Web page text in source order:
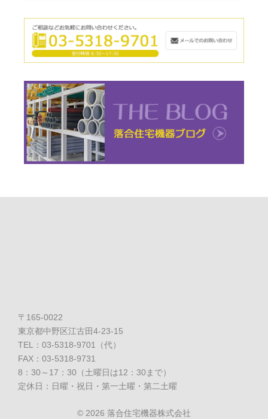
〒165-0022
東京都中野区江古田4-23-15
TEL：03-5318-9701（代）
FAX：03-5318-9731
8：30～17：30（土曜日は12：30まで）
定休日：日曜・祝日・第一土曜・第二土曜
© 2026 落合住宅機器株式会社